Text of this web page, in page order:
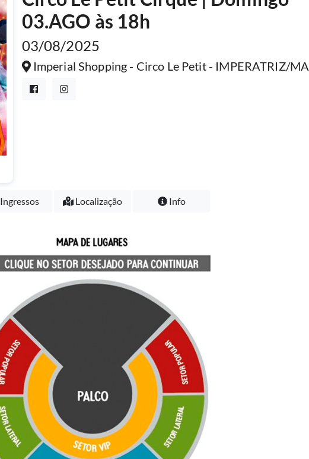
03.AGO às 18h
03/08/2025
Imperial Shopping - Circo Le Petit - IMPERATRIZ/MA
Ingressos Localização Info